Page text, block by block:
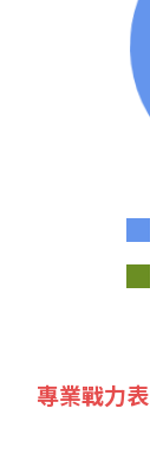
專業戰力表